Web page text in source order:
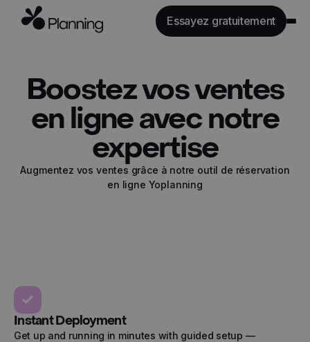
Essayez gratuitement
Secteurs
Tarifs
Ressources
© 2024 Yoplanning
Boostez vos ventes
en ligne avec notre
expertise
Augmentez vos ventes grâce à notre outil de réservation
en ligne Yoplanning
Instant Deployment
Get up and running in minutes with guided setup —